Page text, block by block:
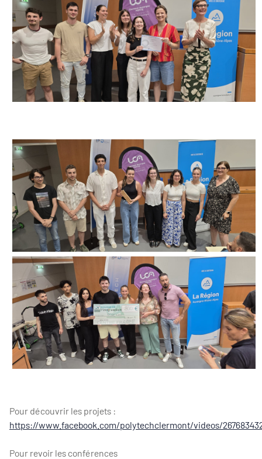
Pour découvrir les projets :
https://www.facebook.com/polytechclermont/videos/
Pour revoir les conférences